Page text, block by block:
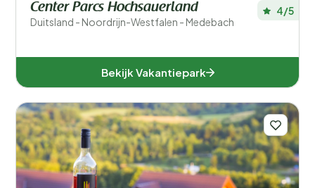
Wellness
Verblijfstype
Speciale voorkeuren
In de buurt
Aanbieder
Center Parcs Hochsauerland
Duitsland - Noordrijn-Westfalen - Medebach
4/5
Bekijk Vakantiepark